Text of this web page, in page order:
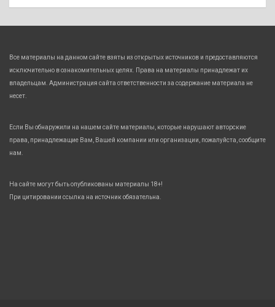
Все материалы на данном сайте взяты из открытых источников и предоставляются
исключительно в ознакомительных целях. Права на материалы принадлежат их
владельцам. Администрация сайта ответственности за содержание материала не
несет.
Если Вы обнаружили на нашем сайте материалы, которые нарушают авторские
права, принадлежащие Вам, Вашей компании или организации, пожалуйста, сообщите
нам.
На сайте могут быть опубликованы материалы 18+!
При цитировании ссылка на источник обязательна.